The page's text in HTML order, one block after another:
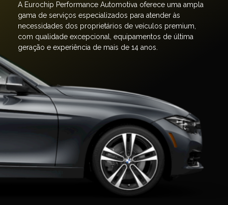
A Eurochip Performance Automotiva oferece uma ampla
gama de serviços especializados para atender às
necessidades dos proprietários de veículos premium,
com qualidade excepcional, equipamentos de última
geração e experiência de mais de 14 anos.